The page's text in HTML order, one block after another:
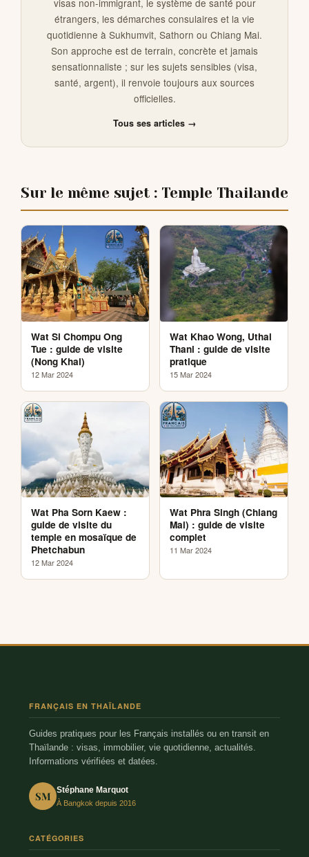
étrangers, les démarches consulaires et la vie
quotidienne à Sukhumvit, Sathorn ou Chiang Mai.
Son approche est de terrain, concrète et jamais
sensationnaliste ; sur les sujets sensibles (visa,
santé, argent), il renvoie toujours aux sources
officielles.
Tous ses articles →
Sur le même sujet : Temple Thailande
Wat Si Chompu Ong
Tue : guide de visite
(Nong Khai)
12 Mar 2024
Wat Khao Wong, Uthai
Thani : guide de visite
pratique
15 Mar 2024
Wat Pha Sorn Kaew :
guide de visite du
temple en mosaïque de
Phetchabun
12 Mar 2024
Wat Phra Singh (Chiang
Mai) : guide de visite
complet
11 Mar 2024
FRANÇAIS EN THAÏLANDE
Guides pratiques pour les Français installés ou en transit en
Thaïlande : visas, immobilier, vie quotidienne, actualités.
Informations vérifiées et datées.
SM Stéphane Marquot
À Bangkok depuis 2016
CATÉGORIES